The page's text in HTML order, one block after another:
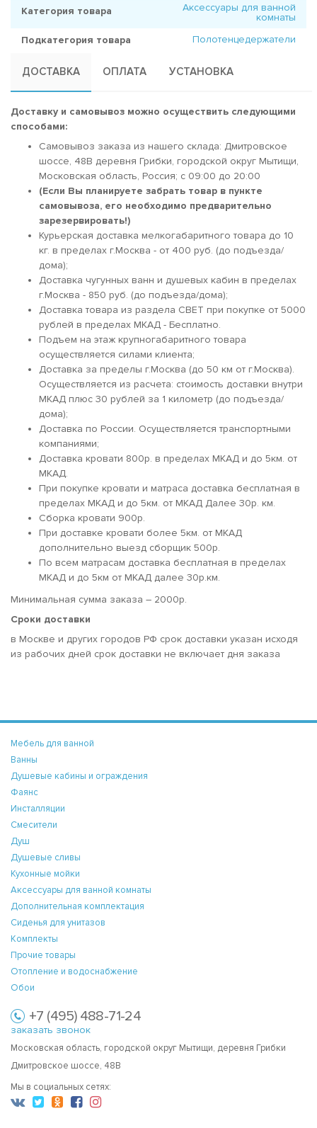
Категория товара
Аксессуары для ванной
комнаты
Подкатегория товара
Полотенцедержатели
ДОСТАВКА ОПЛАТА УСТАНОВКА
Доставку и самовывоз можно осуществить следующими
способами:
Самовывоз заказа из нашего склада: Дмитровское
шоссе, 48В деревня Грибки, городской округ Мытищи,
Московская область, Россия; c 09:00 до 20:00
(Если Вы планируете забрать товар в пункте
самовывоза, его необходимо предварительно
зарезервировать!)
Курьерская доставка мелкогабаритного товара до 10
кг. в пределах г.Москва - от 400 руб. (до подъезда/
дома);
Доставка чугунных ванн и душевых кабин в пределах
г.Москва - 850 руб. (до подъезда/дома);
Доставка товара из раздела СВЕТ при покупке от 5000
рублей в пределах МКАД - Бесплатно.
Подъем на этаж крупногабаритного товара
осуществляется силами клиента;
Доставка за пределы г.Москва (до 50 км от г.Москва).
Осуществляется из расчета: стоимость доставки внутри
МКАД плюс 30 рублей за 1 километр (до подъезда/
дома);
Доставка по России. Осуществляется транспортными
компаниями;
Доставка кровати 800р. в пределах МКАД и до 5км. от
МКАД.
При покупке кровати и матраса доставка бесплатная в
пределах МКАД и до 5км. от МКАД Далее 30р. км.
Сборка кровати 900р.
При доставке кровати более 5км. от МКАД
дополнительно выезд сборщик 500р.
По всем матрасам доставка бесплатная в пределах
МКАД и до 5км от МКАД далее 30р.км.
Минимальная сумма заказа – 2000р.
Сроки доставки
в Москве и других городов РФ срок доставки указан исходя
из рабочих дней срок доставки не включает дня заказа
Мебель для ванной
Ванны
Душевые кабины и ограждения
Фаянс
Инсталляции
Смесители
Душ
Душевые сливы
Кухонные мойки
Аксессуары для ванной комнаты
Дополнительная комплектация
Сиденья для унитазов
Комплекты
Прочие товары
Отопление и водоснабжение
Обои
+7 (495) 488-71-24
заказать звонок
Московская область, городской округ Мытищи, деревня Грибки
Дмитровское шоссе, 48В
Мы в социальных сетях: